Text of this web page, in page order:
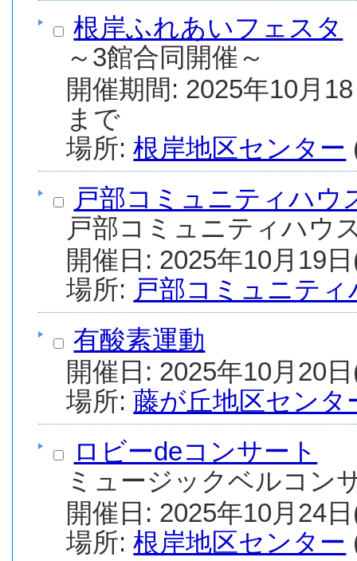
根岸ふれあいフェスタ
～3館合同開催～
開催期間: 2025年10月
場所:根岸地区センター
戸部コミュニティハウ
戸部コミュニティハウ
場所: 戸部コミュニテ
有酸素運動
場所:藤が丘地区センタ
ロビーdeコンサート
ミュージックベルコン
場所:根岸地区センター